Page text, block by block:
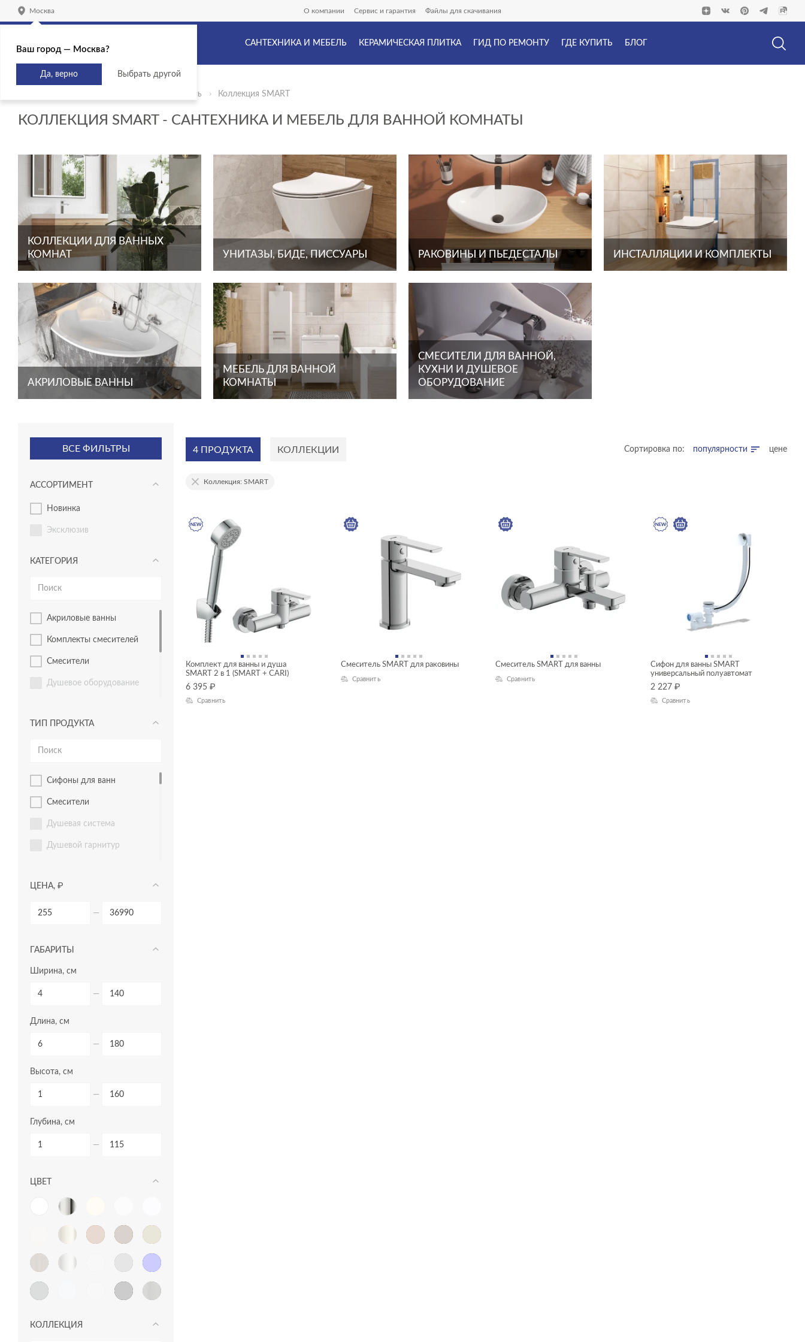
Москва О компании Сервис и гарантия Файлы для скачивания
САНТЕХНИКА И МЕБЕЛЬ КЕРАМИЧЕСКАЯ ПЛИТКА ГИД ПО РЕМОНТУ ГДЕ КУПИТЬ БЛОГ
Сантехника и мебель Коллекция SMART
КОЛЛЕКЦИЯ SMART - САНТЕХНИКА И МЕБЕЛЬ ДЛЯ ВАННОЙ КОМНАТЫ
КОЛЛЕКЦИИ ДЛЯ ВАННЫХ
КОМНАТ
УНИТАЗЫ, БИДЕ, ПИССУАРЫ РАКОВИНЫ И ПЬЕДЕСТАЛЫ ИНСТАЛЛЯЦИИ И КОМПЛЕКТЫ
АКРИЛОВЫЕ ВАННЫ
МЕБЕЛЬ ДЛЯ ВАННОЙ
КОМНАТЫ
СМЕСИТЕЛИ ДЛЯ ВАННОЙ,
КУХНИ И ДУШЕВОЕ
ОБОРУДОВАНИЕ
ВСЕ ФИЛЬТРЫ
АССОРТИМЕНТ
новинка
эксклюзив
КАТЕГОРИЯ
акриловые ванны
Комплекты смесителей
смесители
душевое оборудование
инсталяции и комплекты
мебель для ванной
ТИП ПРОДУКТА
сифоны для ванн
смесители
душевая система
душевой гарнитур
зеркала-шкафчики
комплектующие для
прямоугольные ванны
пьедесталы
раковины на столешницу
раковины подвесные
раковины с пьедесталом
сиденья для унитазов
ЦЕНА, ₽
—
ГАБАРИТЫ
Ширина, см
—
Длина, см
—
Высота, см
—
Глубина, см
—
ЦВЕТ
КОЛЛЕКЦИЯ
4 ПРОДУКТА КОЛЛЕКЦИИ Сортировка по: популярности цене
Коллекция: SMART
Комплект для ванны и душа
SMART 2 в 1 (SMART + CARI)
6 395 ₽
Сравнить
Смеситель SMART для раковины
Сравнить
Смеситель SMART для ванны
Сравнить
Сифон для ванны SMART
универсальный полуавтомат
2 227 ₽
Сравнить
Ваш город — Москва?
Да, верно Выбрать другой